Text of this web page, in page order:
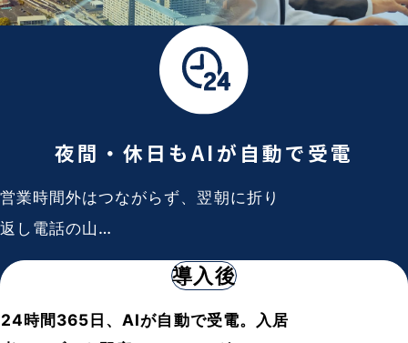
夜間・休日もAIが自動で受電
営業時間外はつながらず、翌朝に折り
返し電話の山…
導入後
24時間365日、AIが自動で受電。入居